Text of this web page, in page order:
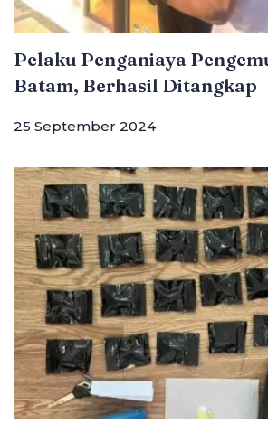
Pelaku Penganiaya
Batam, Berhasil Ditangkap
25 September 2024